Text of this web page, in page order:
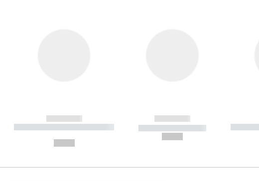
------------
----------- ----------- ----------
------------
----------- -----------